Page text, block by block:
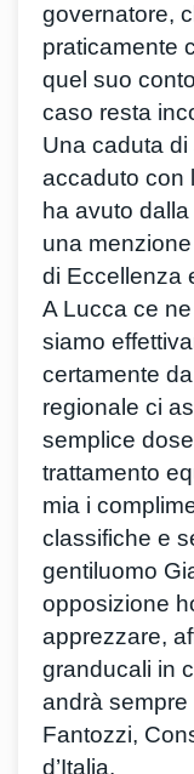
governatore,
praticamente
quel suo
caso resta
Una caduta
accaduto con
ha avuto
una
di Eccellenza
A Lucca ce
siamo
certamente
regionale ci
semplice
trattamento
mia i
classifiche e
gentiluomo
opposizione
apprezzare,
granducali in
andrà sempre
Fantozzi,
d’Italia.